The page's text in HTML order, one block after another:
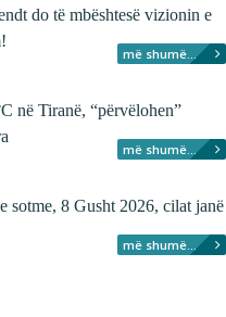
do të mbështesë vizionin e
më shumë...
në Tiranë, “përvëlohen”
më shumë...
sotme, 8 Gusht 2026, cilat janë
më shumë...